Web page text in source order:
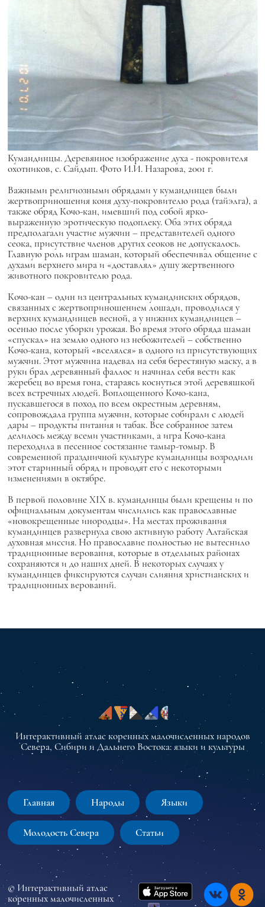
Кумандинцы. Деревянное изображение духа - покровителя
охотников, с. Сайдып. Фото И.И. Назарова, 2001 г.
Важными религиозными обрядами у кумандинцев были
жертвоприношения коня духу-покровителю рода (тайэлга), а
также обряд Кочо-кан, имевший под собой ярко-
выраженную эротическую подоплеку. Оба этих обряда
предполагали участие мужчин – представителей одного
сеока, присутствие членов других сеоков не допускалось.
Главную роль играм шаман, который обеспечивал общение с
духами верхнего мира и «доставлял» душу жертвенного
животного покровителю рода.
Кочо-кан – один из центральных кумандинских обрядов,
связанных с жертвоприношением лошади, проводился у
верхних кумандинцев весной, а у нижних кумандинцев –
осенью после уборки урожая. Во время этого обряда шаман
«спускал» на землю одного из небожителей – собственно
Кочо-кана, который «вселялся» в одного из присутствующих
мужчин. Этот мужчина надевал на себя берестяную маску, а в
руки брал деревянный фаллос и начинал себя вести как
жеребец во время гона, стараясь коснуться этой деревяшкой
всех встречных людей. Воплощенного Кочо-кана,
пускавшегося в поход по всем окрестным деревням,
сопровождала группа мужчин, которые собирали с людей
дары – продукты питания и табак. Все собранное затем
делилось между всеми участниками, а игра Кочо-кана
переходила в песенное состязание тамыр-томыр. В
современной праздничной культуре кумандинцы возродили
этот старинный обряд и проводят его с некоторыми
изменениями в октябре.
В первой половине XIX в. кумандинцы были крещены и по
официальным документам числились как православные
«новокрещенные инородцы». На местах проживания
кумандинцев развернула свою активную работу Алтайская
духовная миссия. Но православие полностью не вытеснило
традиционные верования, которые в отдельных районах
сохраняются и до наших дней. В некоторых случаях у
кумандинцев фиксируются случаи слияния христианских и
традиционных верований.
Интерактивный атлас коренных малочисленных народов
Севера, Сибири и Дальнего Востока: языки и культуры
Главная Народы Языки
Молодость Севера Статьи
© Интерактивный атлас
коренных малочисленных